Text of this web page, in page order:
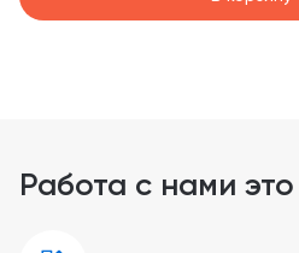
Работа с нами это